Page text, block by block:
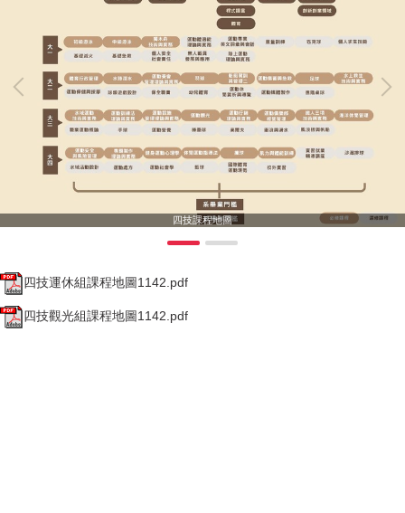
四技課程地圖
四技運休組課程地圖1142.pdf
四技觀光組課程地圖1142.pdf